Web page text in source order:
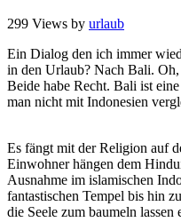
299 Views by urlaub
Ein Dialog den ich immer
in den Urlaub? Nach Bali.
Beide habe Recht. Bali ist
man nicht mit Indonesien
Es fängt mit der Religion auf
Einwohner hängen dem
Ausnahme im islamischen
fantastischen Tempel bis hin
die Seele zum baumeln